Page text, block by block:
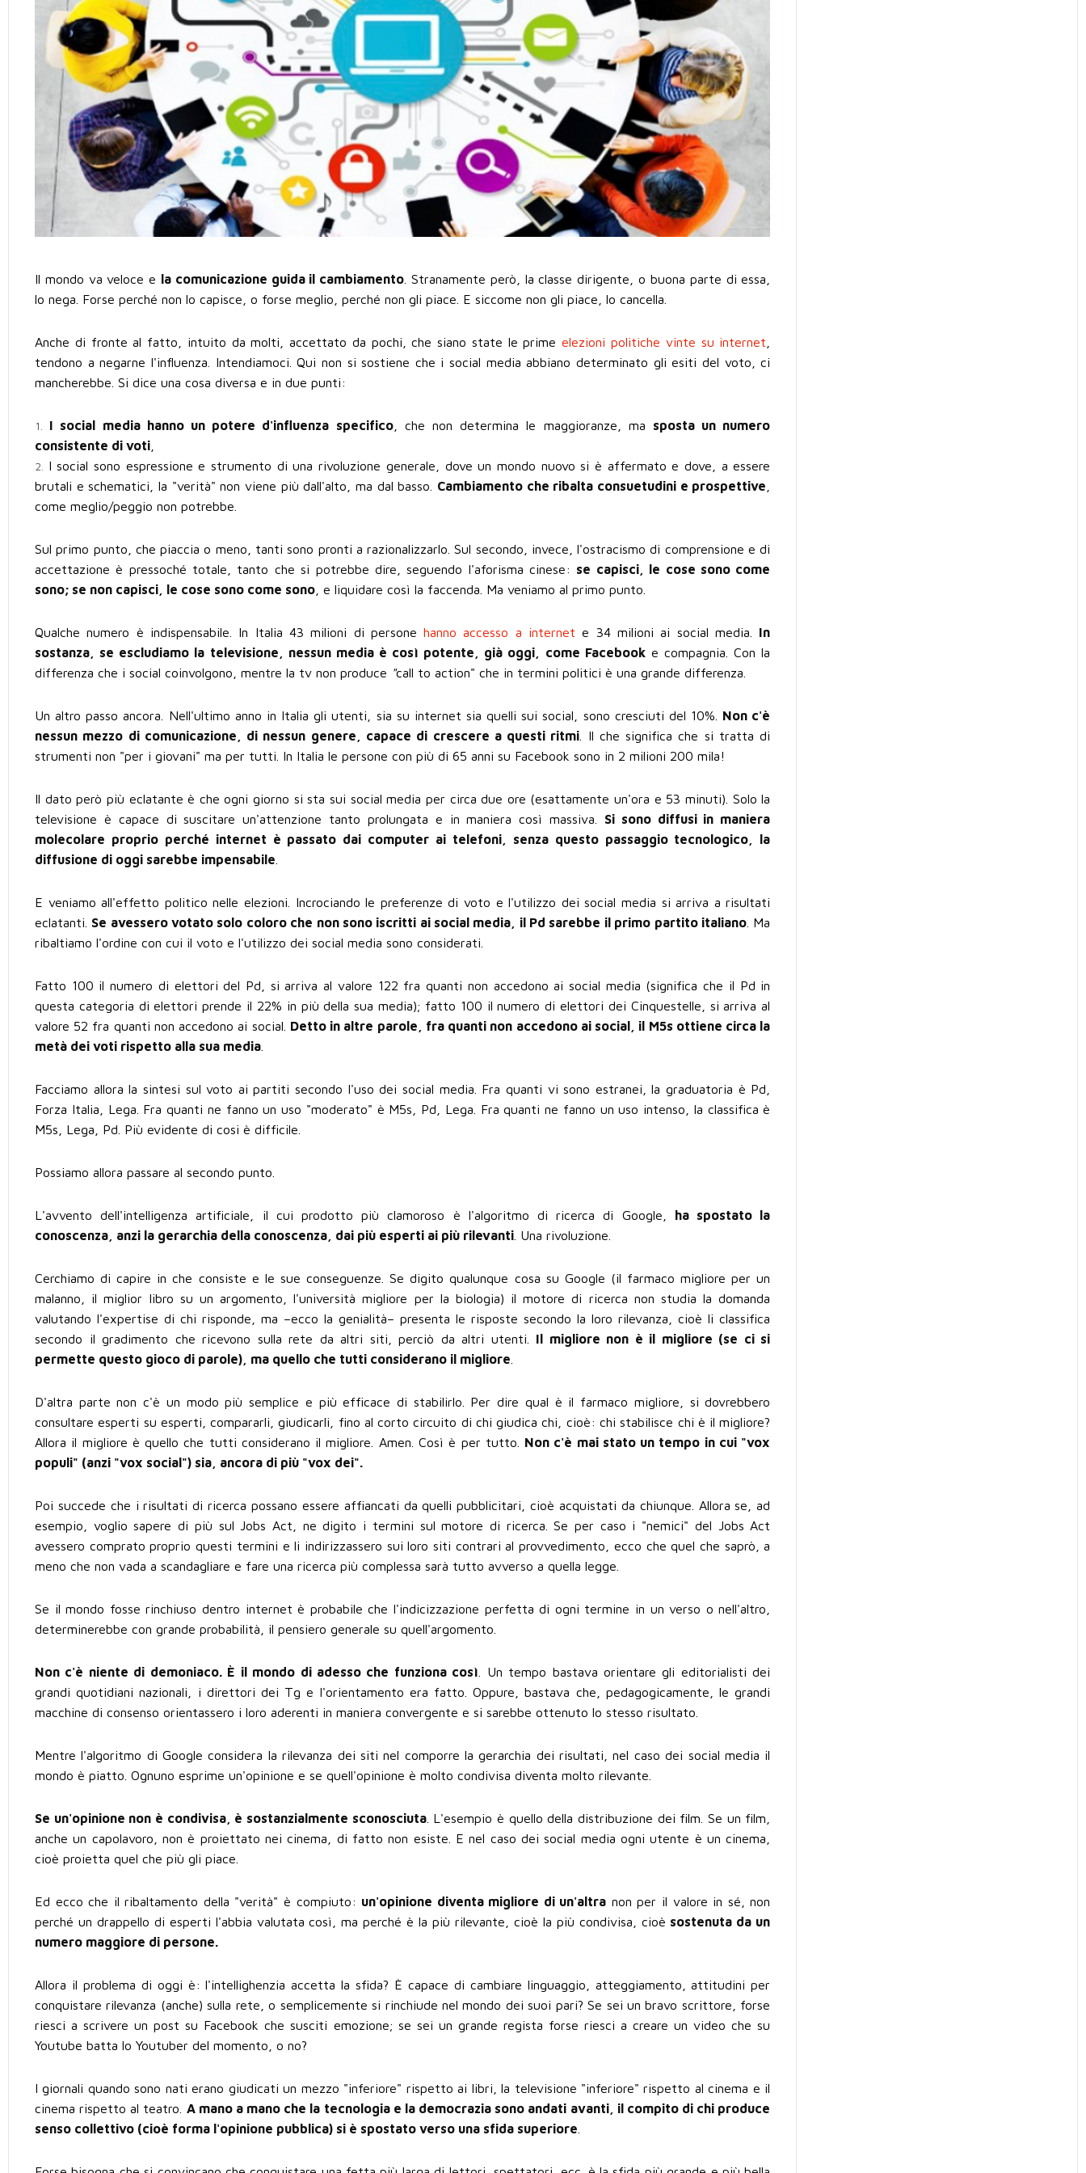
Il mondo va veloce e la comunicazione guida il cambiamento . Stranamente però, la classe dirigente, o buona parte di essa,
lo nega. Forse perché non lo capisce, o forse meglio, perché non gli piace. E siccome non gli piace, lo cancella.
Anche di fronte al fatto, intuito da molti, accettato da pochi, che siano state le primeelezioni politiche vinte su internet
tendono a negarne l'influenza. Intendiamoci. Qui non si sostiene che i social media abbiano determinato gli esiti del voto, ci
mancherebbe. Si dice una cosa diversa e in due punti:
I social media hanno un potere d'influenza specifico, che non determina le maggioranze, ma sposta un numero
consistente di voti
I social sono espressione e strumento di una rivoluzione generale, dove un mondo nuovo si è affermato e dove, a essere
brutali e schematici, la "verità" non viene più dall'alto, ma dal basso. Cambiamento che ribalta consuetudini e prospettive
come meglio/peggio non potrebbe.
Sul primo punto, che piaccia o meno, tanti sono pronti a razionalizzarlo. Sul secondo, invece, l'ostracismo di comprensione e di
accettazione è pressoché totale, tanto che si potrebbe dire, seguendo l'aforisma cinese: se capisci, le cose sono come
sono; se non capisci, le cose sono come sono , e liquidare così la faccenda. Ma veniamo al primo punto.
Qualche numero è indispensabile. In Italia 43 milioni di personehanno accesso a internet e 34 milioni ai social media. In
sostanza, se escludiamo la televisione, nessun media è così potente, già oggi, come Facebooke compagnia. Con la
differenza che i social coinvolgono, mentre la tv non produce "call to action" che in termini politici è una grande differenza.
Un altro passo ancora. Nell'ultimo anno in Italia gli utenti, sia su internet sia quelli sui social, sono cresciuti del 10%. Non c'è
nessun mezzo di comunicazione, di nessun genere, capace di crescere a questi ritmi . Il che significa che si tratta di
strumenti non "per i giovani" ma per tutti. In Italia le persone con più di 65 anni su Facebook sono in 2 milioni 200 mila!
Il dato però più eclatante è che ogni giorno si sta sui social media per circa due ore (esattamente un'ora e 53 minuti). Solo la
televisione è capace di suscitare un'attenzione tanto prolungata e in maniera così massiva. Si sono diffusi in maniera
molecolare proprio perché internet è passato dai computer ai telefoni, senza questo passaggio tecnologico, la
diffusione di oggi sarebbe impensabile
E veniamo all'effetto politico nelle elezioni. Incrociando le preferenze di voto e l'utilizzo dei social media si arriva a risultati
eclatanti. Se avessero votato solo coloro che non sono iscritti ai social media, il Pd sarebbe il primo partito italiano. Ma
ribaltiamo l'ordine con cui il voto e l'utilizzo dei social media sono considerati.
Fatto 100 il numero di elettori del Pd, si arriva al valore 122 fra quanti non accedono ai social media (significa che il Pd in
questa categoria di elettori prende il 22% in più della sua media); fatto 100 il numero di elettori dei Cinquestelle, si arriva al
valore 52 fra quanti non accedono ai social. Detto in altre parole, fra quanti non accedono ai social, il M5s ottiene circa la
metà dei voti rispetto alla sua media
Facciamo allora la sintesi sul voto ai partiti secondo l'uso dei social media. Fra quanti vi sono estranei, la graduatoria è Pd,
Forza Italia, Lega. Fra quanti ne fanno un uso "moderato" è M5s, Pd, Lega. Fra quanti ne fanno un uso intenso, la classifica è
M5s, Lega, Pd. Più evidente di cosi è difficile.
Possiamo allora passare al secondo punto.
L'avvento dell'intelligenza artificiale, il cui prodotto più clamoroso è l'algoritmo di ricerca di Google, ha spostato la
conoscenza, anzi la gerarchia della conoscenza, dai più esperti ai più rilevanti . Una rivoluzione.
Cerchiamo di capire in che consiste e le sue conseguenze. Se digito qualunque cosa su Google (il farmaco migliore per un
malanno, il miglior libro su un argomento, l'università migliore per la biologia) il motore di ricerca non studia la domanda
valutando l'expertise di chi risponde, ma –ecco la genialità– presenta le risposte secondo la loro rilevanza, cioè li classifica
secondo il gradimento che ricevono sulla rete da altri siti, perciò da altri utenti. Il migliore non è il migliore (se ci si
permette questo gioco di parole), ma quello che tutti considerano il migliore
D'altra parte non c'è un modo più semplice e più efficace di stabilirlo. Per dire qual è il farmaco migliore, si dovrebbero
consultare esperti su esperti, compararli, giudicarli, fino al corto circuito di chi giudica chi, cioè: chi stabilisce chi è il migliore?
Allora il migliore è quello che tutti considerano il migliore. Amen. Così è per tutto. Non c'è mai stato un tempo in cui "vox
populi" (anzi "vox social") sia, ancora di più "vox dei".
Poi succede che i risultati di ricerca possano essere affiancati da quelli pubblicitari, cioè acquistati da chiunque. Allora se, ad
esempio, voglio sapere di più sul Jobs Act, ne digito i termini sul motore di ricerca. Se per caso i "nemici" del Jobs Act
avessero comprato proprio questi termini e li indirizzassero sui loro siti contrari al provvedimento, ecco che quel che saprò, a
meno che non vada a scandagliare e fare una ricerca più complessa sarà tutto avverso a quella legge.
Se il mondo fosse rinchiuso dentro internet è probabile che l'indicizzazione perfetta di ogni termine in un verso o nell'altro,
determinerebbe con grande probabilità, il pensiero generale su quell'argomento.
Non c'è niente di demoniaco. È il mondo di adesso che funziona così . Un tempo bastava orientare gli editorialisti dei
grandi quotidiani nazionali, i direttori dei Tg e l'orientamento era fatto. Oppure, bastava che, pedagogicamente, le grandi
macchine di consenso orientassero i loro aderenti in maniera convergente e si sarebbe ottenuto lo stesso risultato.
Mentre l'algoritmo di Google considera la rilevanza dei siti nel comporre la gerarchia dei risultati, nel caso dei social media il
mondo è piatto. Ognuno esprime un'opinione e se quell'opinione è molto condivisa diventa molto rilevante.
Se un'opinione non è condivisa, è sostanzialmente sconosciuta. L'esempio è quello della distribuzione dei film. Se un film,
anche un capolavoro, non è proiettato nei cinema, di fatto non esiste. E nel caso dei social media ogni utente è un cinema,
cioè proietta quel che più gli piace.
Ed ecco che il ribaltamento della "verità" è compiuto: un'opinione diventa migliore di un'altra non per il valore in sé, non
perché un drappello di esperti l'abbia valutata così, ma perché è la più rilevante, cioè la più condivisa, cioè sostenuta da un
numero maggiore di persone.
Allora il problema di oggi è: l'intellighenzia accetta la sfida? È capace di cambiare linguaggio, atteggiamento, attitudini per
conquistare rilevanza (anche) sulla rete, o semplicemente si rinchiude nel mondo dei suoi pari? Se sei un bravo scrittore, forse
riesci a scrivere un post su Facebook che susciti emozione; se sei un grande regista forse riesci a creare un video che su
Youtube batta lo Youtuber del momento, o no?
I giornali quando sono nati erano giudicati un mezzo "inferiore" rispetto ai libri, la televisione "inferiore" rispetto al cinema e il
cinema rispetto al teatro. A mano a mano che la tecnologia e la democrazia sono andati avanti, il compito di chi produce
senso collettivo (cioè forma l'opinione pubblica) si è spostato verso una sfida superiore